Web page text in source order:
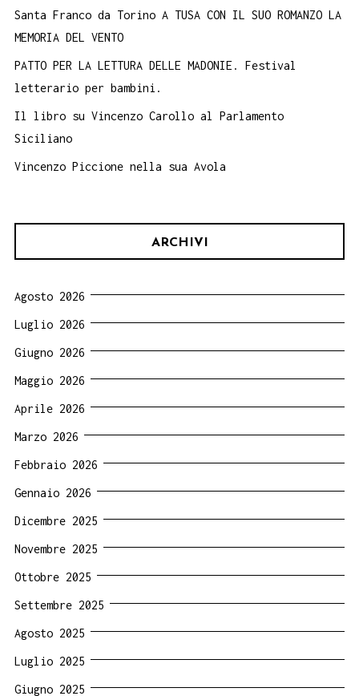
Santa Franco da Torino A TUSA CON IL SUO ROMANZO LA
MEMORIA DEL VENTO
PATTO PER LA LETTURA DELLE MADONIE. Festival
letterario per bambini.
Il libro su Vincenzo Carollo al Parlamento
Siciliano
Vincenzo Piccione nella sua Avola
ARCHIVI
Agosto 2026
Luglio 2026
Giugno 2026
Maggio 2026
Aprile 2026
Marzo 2026
Febbraio 2026
Gennaio 2026
Dicembre 2025
Novembre 2025
Ottobre 2025
Settembre 2025
Agosto 2025
Luglio 2025
Giugno 2025